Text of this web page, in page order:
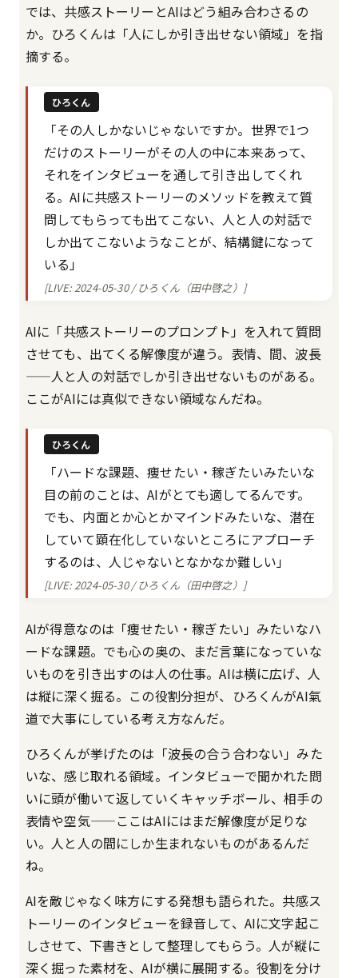
では、共感ストーリーとAIはどう組み合わさるの
か。ひろくんは「人にしか引き出せない領域」を指
摘する。
ひろくん
「その人しかないじゃないですか。世界で1つ
だけのストーリーがその人の中に本来あって、
それをインタビューを通して引き出してくれ
る。AIに共感ストーリーのメソッドを教えて質
問してもらっても出てこない、人と人の対話で
しか出てこないようなことが、結構鍵になって
いる」
[LIVE: 2024-05-30 / ひろくん（田中啓之）]
AIに「共感ストーリーのプロンプト」を入れて質問
させても、出てくる解像度が違う。表情、間、波長
——人と人の対話でしか引き出せないものがある。
ここがAIには真似できない領域なんだね。
ひろくん
「ハードな課題、痩せたい・稼ぎたいみたいな
目の前のことは、AIがとても適してるんです。
でも、内面とか心とかマインドみたいな、潜在
していて顕在化していないところにアプローチ
するのは、人じゃないとなかなか難しい」
[LIVE: 2024-05-30 / ひろくん（田中啓之）]
AIが得意なのは「痩せたい・稼ぎたい」みたいなハ
ードな課題。でも心の奥の、まだ言葉になっていな
いものを引き出すのは人の仕事。AIは横に広げ、人
は縦に深く掘る。この役割分担が、ひろくんがAI氣
道で大事にしている考え方なんだ。
ひろくんが挙げたのは「波長の合う合わない」みた
いな、感じ取れる領域。インタビューで聞かれた問
いに頭が働いて返していくキャッチボール、相手の
表情や空気——ここはAIにはまだ解像度が足りな
い。人と人の間にしか生まれないものがあるんだ
ね。
AIを敵じゃなく味方にする発想も語られた。共感ス
トーリーのインタビューを録音して、AIに文字起こ
しさせて、下書きとして整理してもらう。人が縦に
深く掘った素材を、AIが横に展開する。役割を分け